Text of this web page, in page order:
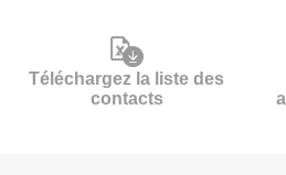
Téléchargez la liste des
contacts